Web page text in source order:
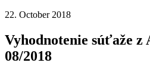
22. October 2018
Vyhodnotenie súťaže z
08/2018